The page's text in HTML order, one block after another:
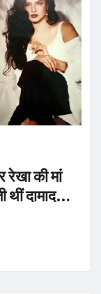
की मां
थीं दामाद…